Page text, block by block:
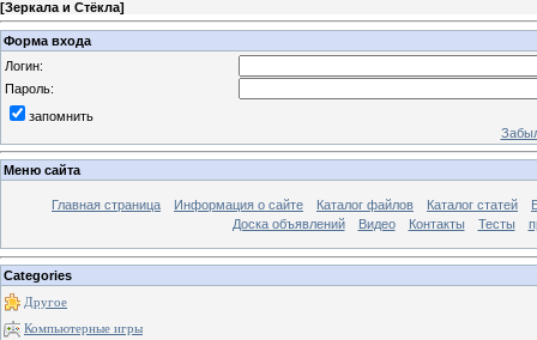
[Зеркала и Стёкла]
Форма входа
Логин:
Пароль:
запомнить
Меню сайта
Главная страница Информация о сайте Каталог файлов Каталог статей
Доска объявлений
Видео Контакты Тесты
Categories
Другое
Компьютерные игры